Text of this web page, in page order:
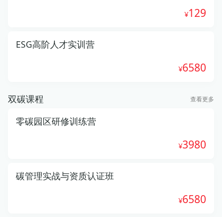
129
ESG高阶人才实训营
6580
双碳课程 查看更多
零碳园区研修训练营
3980
碳管理实战与资质认证班
6580